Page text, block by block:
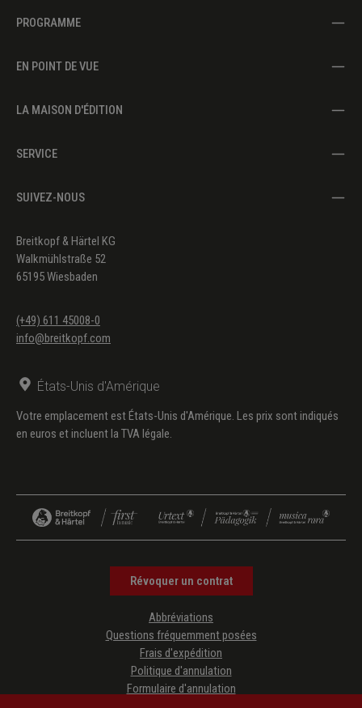
PROGRAMME
EN POINT DE VUE
LA MAISON D'ÉDITION
SERVICE
SUIVEZ-NOUS
Breitkopf & Härtel KG
Walkmühlstraße 52
65195 Wiesbaden
(+49) 611 45008-0
info@breitkopf.com
États-Unis d'Amérique
Votre emplacement est États-Unis d'Amérique. Les prix sont indiqués
en euros et incluent la TVA légale.
Révoquer un contrat
Abbréviations
Questions fréquemment posées
Frais d'expédition
Politique d'annulation
Formulaire d'annulation